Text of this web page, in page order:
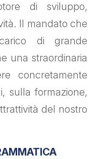
di sviluppo,
Il mandato che
di grande
una straordinaria
concretamente
sulla formazione,
del nostro